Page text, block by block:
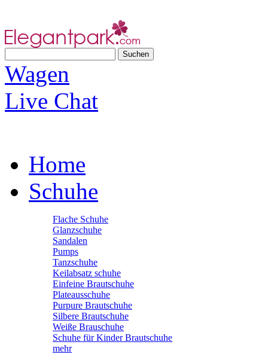
Wagen
Live Chat
Home
Schuhe
Flache Schuhe
Glanzschuhe
Sandalen
Pumps
Tanzschuhe
Keilabsatz schuhe
Einfeine Brautschuhe
Plateausschuhe
Purpure Brautschuhe
Silbere Brautschuhe
Weiße Brauschuhe
Schuhe für Kinder Brautschuhe
mehr